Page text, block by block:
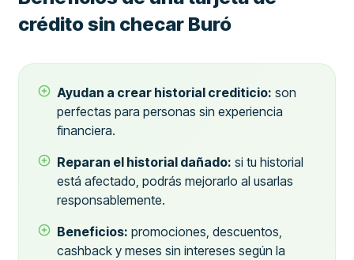
crédito sin checar Buró
Ayudan a crear historial crediticio: son
perfectas para personas sin experiencia
financiera.
Reparan el historial dañado: si tu historial
está afectado, podrás mejorarlo al usarlas
responsablemente.
Beneficios: promociones, descuentos,
cashback y meses sin intereses según la